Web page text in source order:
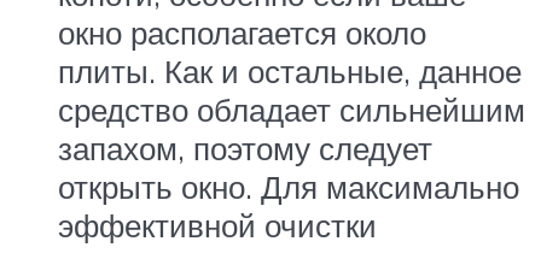
окно располагается около
плиты. Как и остальные, данное
средство обладает сильнейшим
запахом, поэтому следует
открыть окно. Для максимально
эффективной очистки